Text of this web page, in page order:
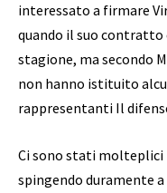
interessato a firmare
quando il suo contratto
stagione, ma secondo
non hanno istituito
rappresentanti Il
Ci sono stati molteplici
spingendo duramente